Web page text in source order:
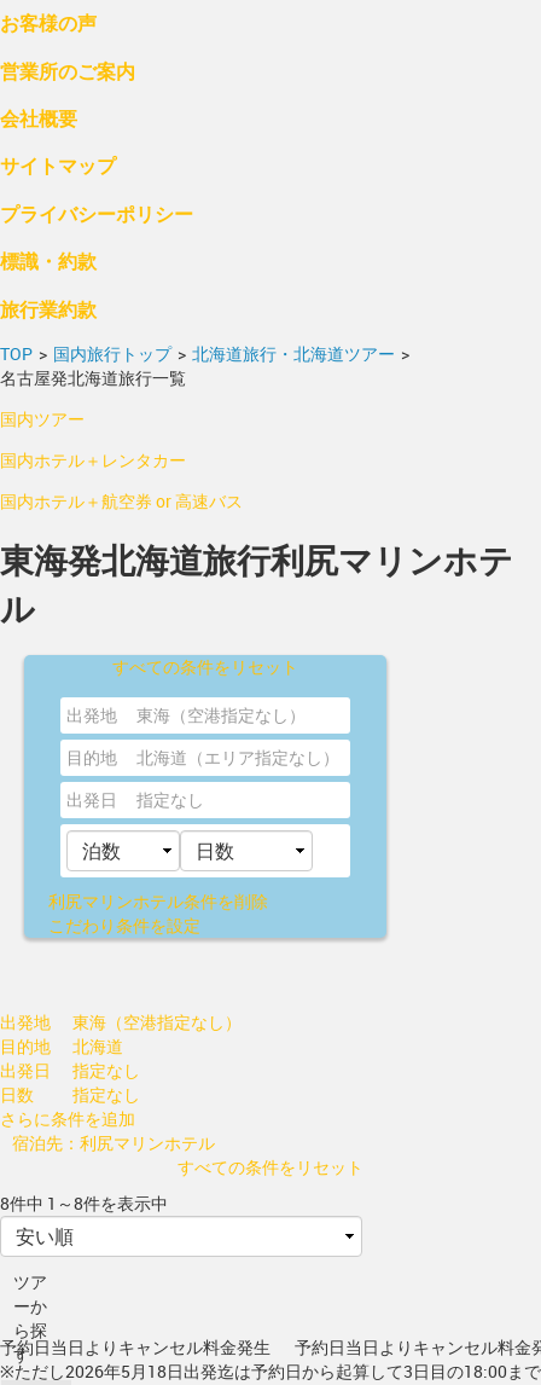
お客様の声
営業所のご案内
会社概要
サイトマップ
プライバシーポリシー
標識・約款
旅行業約款
TOP > 国内旅行トップ > 北海道旅行・北海道ツアー >
名古屋発北海道旅行一覧
国内ツアー
国内ホテル＋レンタカー
国内ホテル＋航空券 or 高速バス
東海発北海道旅行利尻マリンホテ
ル
すべての条件をリセット
出発地
東海（空港指定なし）
目的地
北海道（エリア指定なし）
出発日
指定なし
利尻マリンホテル条件を削除
こだわり条件を設定
出発地
東海（空港指定なし）
目的地
北海道
出発日
指定なし
日数
指定なし
さらに条件を追加
宿泊先：利尻マリンホテル
すべての条件をリセット
8件中 1～8件を表示中
ツア
ーか
ら探
す
予約日当日よりキャンセル料金発生
予約日当日よりキャンセル料金
※ただし2026年5月18日出発迄は予約日から起算して3日目の18:00ま